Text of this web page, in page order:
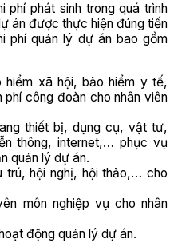
phí phát sinh trong quá trình
án được thực hiện đúng tiến
phí quản lý dự án bao gồm
hiểm xã hội, bảo hiểm y tế,
phí công đoàn cho nhân viên
thiết bị, dụng cụ, vật tư,
thông, internet,… phục vụ
quản lý dự án.
trú, hội nghị, hội thảo,… cho
môn nghiệp vụ cho nhân
động quản lý dự án.